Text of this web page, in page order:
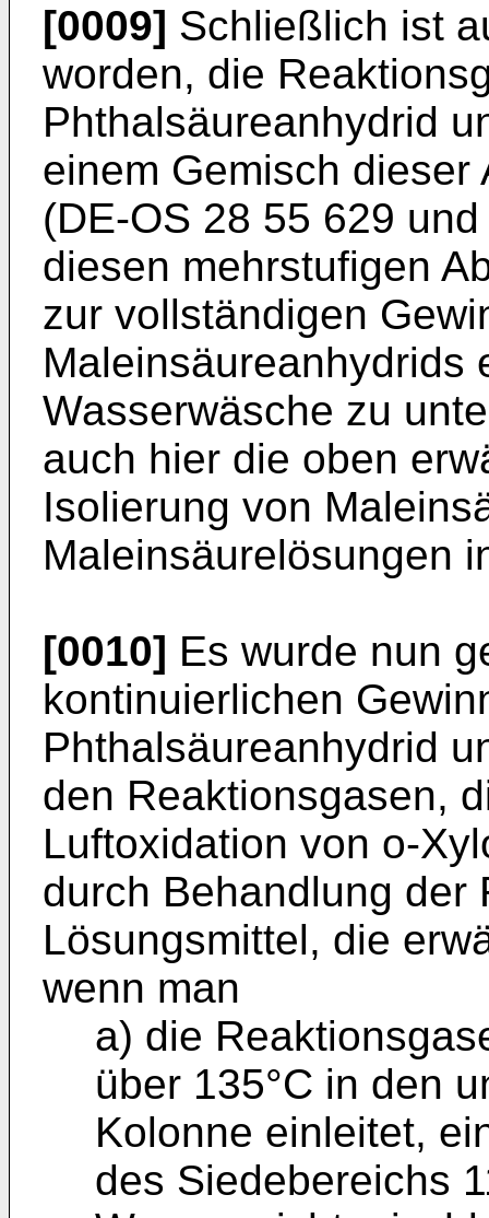
[0009] Schließlich ist
worden, die
Phthalsäureanhydrid
einem Gemisch
(DE-OS 28 55 629
diesen mehrstufigen
zur vollständigen
Maleinsäureanhydrids
Wasserwäsche zu
auch hier die oben
Isolierung von
Maleinsäurelösungen
[0010] Es wurde nun
kontinuierlichen
Phthalsäureanhydrid
den Reaktionsgasen,
Luftoxidation von o-
durch Behandlung der
Lösungsmittel, die
wenn man
a) die
über 135°C in den
Kolonne einleitet,
des Siedebereichs